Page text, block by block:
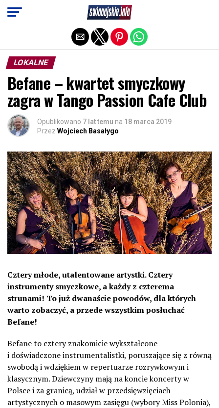
LOKALNE
Befane – kwartet smyczkowy
zagra w Tango Passion Cafe Club
Opublikowano 7 lat temu na 18 marca 2019
Przez Wojciech Basałygo
Cztery młode, utalentowane artystki. Cztery
instrumenty smyczkowe, a każdy z czterema
strunami! To już dwanaście powodów, dla których
warto zobaczyć, a przede wszystkim posłuchać
Befane!
Befane to cztery znakomicie wykształcone
i doświadczone instrumentalistki, poruszające się z równą
swobodą i wdziękiem w repertuarze rozrywkowym i
klasycznym. Dziewczyny mają na koncie koncerty w
Polsce i za granicą, udział w przedsięwzięciach
artystycznych o masowym zasięgu (wybory Miss Polonia),
Exit mobile version